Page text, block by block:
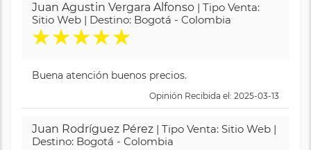
Juan Agustin Vergara Alfonso | Tipo Venta:
Sitio Web | Destino: Bogotá - Colombia
★★★★★
Buena atención buenos precios.
Opinión Recibida el: 2025-03-13
Juan Rodríguez Pérez | Tipo Venta: Sitio Web |
Destino: Bogotá - Colombia